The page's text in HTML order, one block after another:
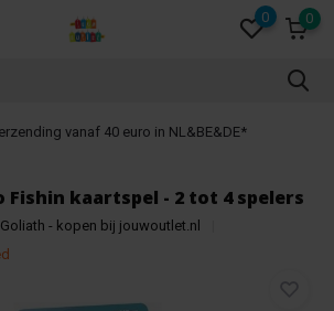
0 0
vanaf 40 euro in NL&BE&DE*
Fishin kaartspel - 2 tot 4 spelers
Goliath - kopen bij jouwoutlet.nl